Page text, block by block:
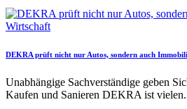
Wirtschaft
DEKRA prüft nicht nur Autos, sondern auch
Unabhängige Sachverständige geben
Kaufen und Sanieren DEKRA ist vielen